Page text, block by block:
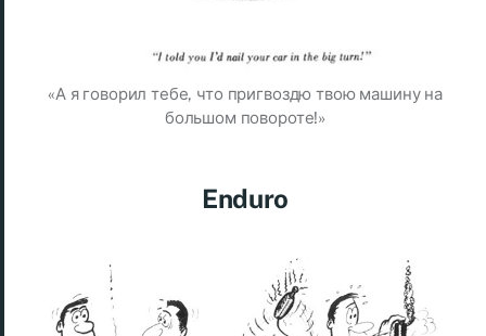
«А я говорил тебе, что пригвоздю твою машину на
большом повороте!»
Enduro